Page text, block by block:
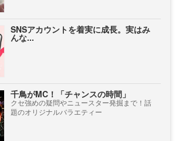
SNSアカウントを着実に成長。実はみ
んな...
千鳥がMC！「チャンスの時間」
クセ強めの疑問やニュースター発掘まで！話
題のオリジナルバラエティー